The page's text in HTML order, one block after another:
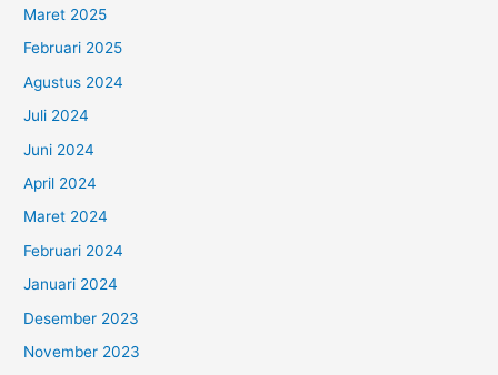
Maret 2025
Februari 2025
Agustus 2024
Juli 2024
Juni 2024
April 2024
Maret 2024
Februari 2024
Januari 2024
Desember 2023
November 2023